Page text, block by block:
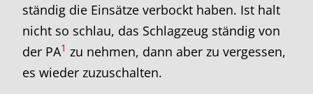
ständig die Einsätze verbockt haben. Ist halt
nicht so schlau, das Schlagzeug ständig von
der PA1 zu nehmen, dann aber zu vergessen,
es wieder zuzuschalten.